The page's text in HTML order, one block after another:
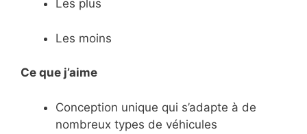
Les plus
Les moins
Ce que j’aime
​Conception unique qui s’adapte à de
nombreux types de véhicules